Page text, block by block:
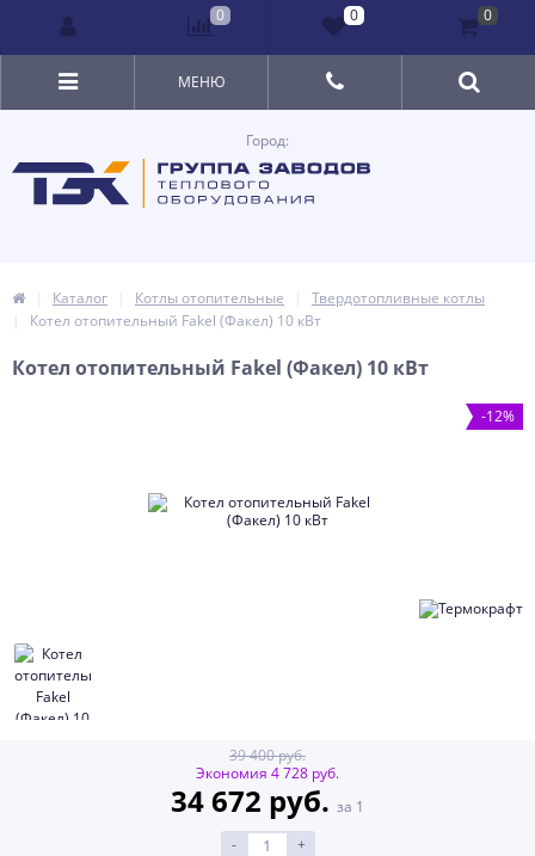
Город:
МЕНЮ
Каталог Котлы отопительные
Твердотопливные котлы
Котел отопительный Fakel (Факел) 10 кВт
Котел отопительный Fakel (Факел) 10 кВт
-12%
39 400 руб.
Экономия 4 728 руб.
34 672 руб. за 1
-
+
0 0 0